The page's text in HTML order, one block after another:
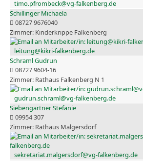
timo.pfrombeck@vg-falkenberg.de
Schillinger Michaela
08727 9676040
Kinderkrippe Falkenberg
leitung@kikri-falkenberg.de
Schraml Gudrun
08727 9604-16
Rathaus Falkenberg N 1
gudrun.schraml@vg-falkenberg.de
Siebengartner Stefanie
09954 307
Rathaus Malgersdorf
sekretariat.malgersdorf@vg-falkenberg.de